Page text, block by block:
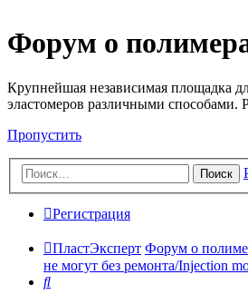
Форум о
Крупнейшая независимая площадка
эластомеров различными способами.
Пропустить
Поиск
Регистрация
ПластЭксперт Форум о
не могут без ремонта/Injection
Поиск